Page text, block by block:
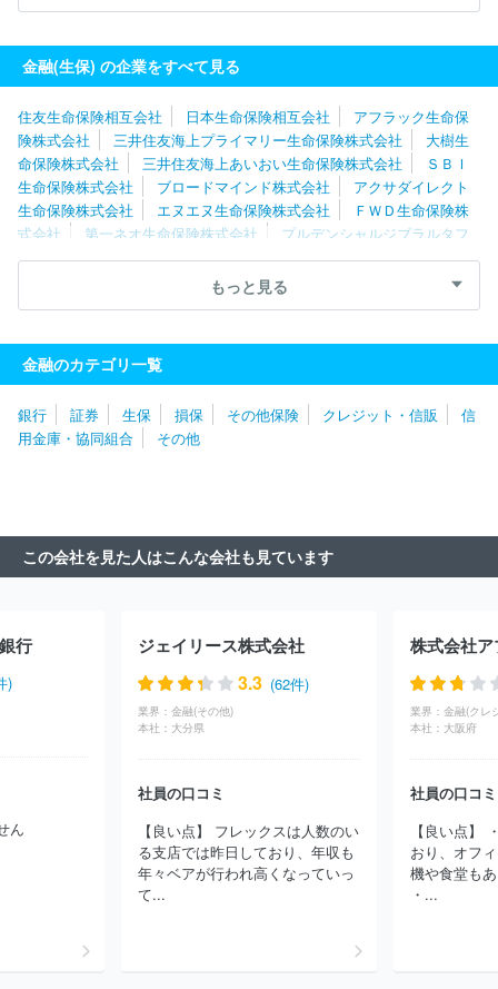
アメリカンファミリーライフアシュアランスカンパニーオブコロンバ
ス
エヌエヌ生命保険株式会社
フ・ウィズ生命保険株式会社
アフラック生命保険株式会社
ＫＦ
Ｃ株式会社
金融(生保) の企業をすべて見る
住友生命保険相互会社 日本生命保険相互会社
アフラック生命保
険株式会社
三井住友海上プライマリー生命保険株式会社
大樹生
命保険株式会社
三井住友海上あいおい生命保険株式会社
ＳＢＩ
生命保険株式会社
ブロードマインド株式会社
アクサダイレクト
生命保険株式会社
エヌエヌ生命保険株式会社
ＦＷＤ生命保険株
式会社
第一ネオ生命保険株式会社
プルデンシャルジブラルタフ
ァイナンシャル生命保険株式会社
楽天生命保険株式会社
マニュ
Ｔ＆Ｄフィナンシャル生命保険株式会社
会社
メットライフ生命保険株式会社
明治安田生命保険相互会社
アメリカンホーム医療・損害保険株式会社
アメリカンファミリーライフアシュアランスカンパニーオブコロンバ
ス
メディケア生命保険株式会社
命保険株式会社
ソニー生命保険株式会社
フコクしんらい生命保
険株式会社
ニッセイ・ウェルス生命保険株式会社
株式会社
株式会社スマイルハートライフ
クレディ・アグリコル
Ｌｉｆｅ Ｄｅｓｉｇｎ
株式会社エコスマート
はなさく生命保
なないろ生命保険株式会社
もっと見る
金融のカテゴリ一覧
銀行 証券 生保 損保 その他保険 クレジット・信販
信
用金庫・協同組合
その他
この会社を見た人はこんな会社も見ています
行
)
ん
ジェイリース株式会社
3.3 (62件)
業界： 金融(その他)
本社： 大分県
社員の口コミ
【良い点】 フレックスは人数のい
る支店では昨日しており、年収も
年々ベアが行われ高くなっていっ
て...
株式会社
業界： 金融(クレ
本社： 大阪府
社員の口コミ
【良い点】
おり、オフ
機や食堂も
・...